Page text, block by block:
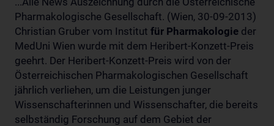
Pharmakologische Gesellschaft. (Wien, 30-09-2013)
Christian Gruber vom Institut für Pharmakologie der
MedUni Wien wurde mit dem Heribert-Konzett-Preis
geehrt. Der Heribert-Konzett-Preis wird von der
Österreichischen Pharmakologischen Gesellschaft
jährlich verliehen, um die Leistungen junger
Wissenschafterinnen und Wissenschafter, die bereits
selbständig Forschung auf dem Gebiet der